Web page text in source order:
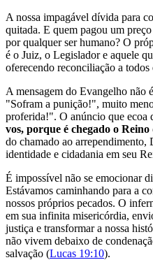
A nossa impagável dívida para
quitada. E quem pagou um
por qualquer ser humano? O
é o Juiz, o Legislador e aquele
oferecendo reconciliação a todos
A mensagem do Evangelho não
"Sofram a punição!", muito
proferida!". O anúncio que ecoa
vos, porque é chegado o Reino
do chamado ao arrependimento,
identidade e cidadania em seu
É impossível não se emocionar
Estávamos caminhando para a
nossos próprios pecados. O
em sua infinita misericórdia,
justiça e transformar a nossa
não vivem debaixo de
salvação (Lucas 19:10).